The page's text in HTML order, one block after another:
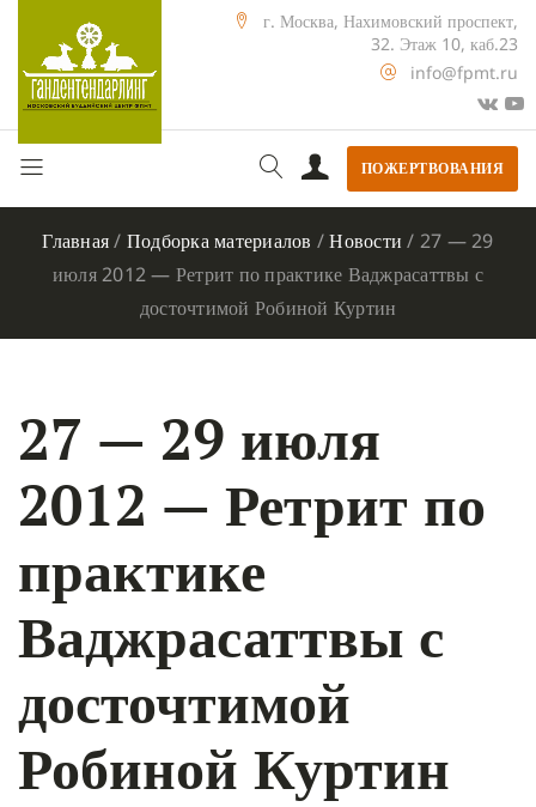
г. Москва, Нахимовский проспект,
32. Этаж 10, каб.23
info@fpmt.ru
ПОЖЕРТВОВАНИЯ
Главная/ Подборка материалов /Новости / 27 — 29
июля 2012 — Ретрит по практике Ваджрасаттвы с
досточтимой Робиной Куртин
27 — 29 июля
2012 — Ретрит по
практике
Ваджрасаттвы с
досточтимой
Робиной Куртин